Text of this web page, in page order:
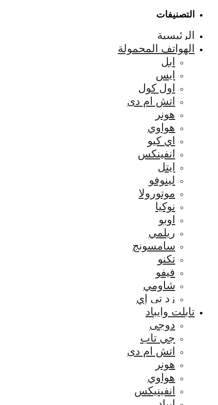
التصنيفات
الرئيسية
الهواتف المحمولة
ابل
ايس
اول كول
اتش ام دى
هونر
هواوي
اي كيو
انفينكس
ايتل
لينوفو
موتورولا
نوكيا
اوبو
ريلمي
سامسونج
تكنو
فيفو
شاومي
زد تي إي
تابلت وايباد
دوجى
جي تاب
اتش ام دى
هونر
هواوي
انفينيكس